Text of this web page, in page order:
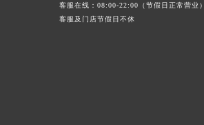
客服在线：08:00-22:00（节假日正常营业）
客服及门店节假日不休